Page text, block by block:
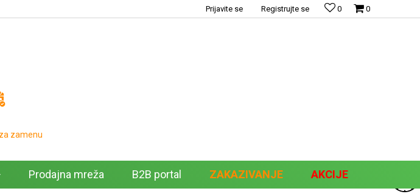
0
0
Prijavite se Registrujte se
zamenu
Prodajna mreža B2B portal ZAKAZIVANJE AKCIJE